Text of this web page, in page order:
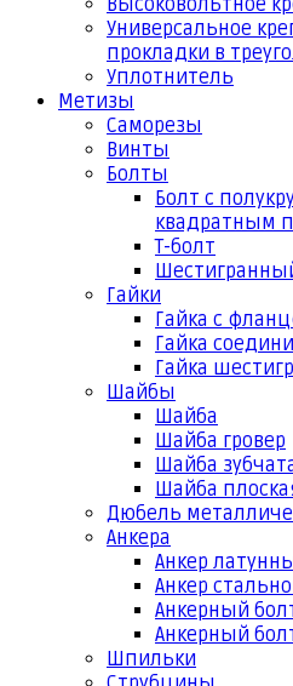
Высоковольтное
Универсальное
прокладки в
Уплотнитель
Метизы
Саморезы
Винты
Болты
Болт с
квадратным
Т-болт
Гайки
Гайка с
Гайка
Гайка
Шайбы
Шайба
Шайба гровер
Шайба
Шайба
Дюбель
Анкера
Анкер
Анкер
Анкерный
Анкерный
Шпильки